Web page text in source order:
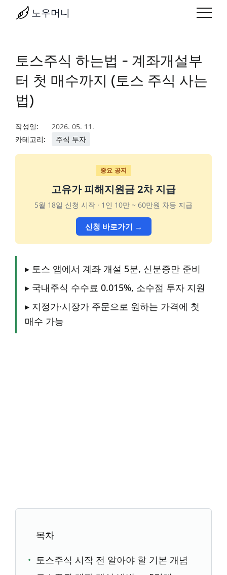
노우머니
토스주식 하는법 - 계좌개설부
터 첫 매수까지 (토스 주식 사는
법)
작성일:
2026. 05. 11.
카테고리:
주식 투자
중요 공지
고유가 피해지원금 2차 지급
5월 18일 신청 시작 · 1인 10만 ~ 60만원 차등 지급
신청 바로가기 →
▸ 토스 앱에서 계좌 개설 5분, 신분증만 준비
▸ 국내주식 수수료 0.015%, 소수점 투자 지원
▸ 지정가·시장가 주문으로 원하는 가격에 첫
매수 가능
목차
토스주식 시작 전 알아야 할 기본 개념